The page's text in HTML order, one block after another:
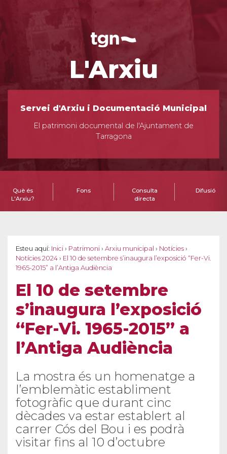
L'Arxiu
Servei d'Arxiu i Documentació Municipal
El patrimoni documental de l'Ajuntament de
Tarragona
Què és
L'Arxiu?
Fons
Consulta
directa
Difusió
Esteu aquí: Inici › Patrimoni › Arxiu municipal › Notícies ›
Notícies 2024 › El 10 de setembre s’inaugura l’exposició “Fer-Vi.
1965-2015” a l’Antiga Audiència
El 10 de setembre
s’inaugura l’exposició
“Fer-Vi. 1965-2015” a
l’Antiga Audiència
La mostra és un homenatge a
l’emblemàtic establiment
fotogràfic que durant cinc
dècades va estar establert al
carrer Cós del Bou i es podrà
visitar fins al 10 d’octubre